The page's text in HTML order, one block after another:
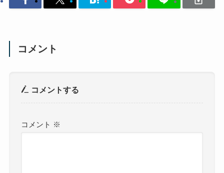
コメント
コメントする
コメント ※